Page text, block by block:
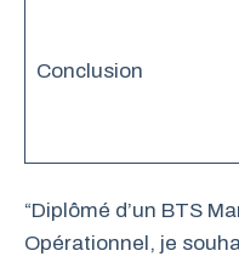
Conclusion
“Diplômé d’un BTS
Opérationnel, je